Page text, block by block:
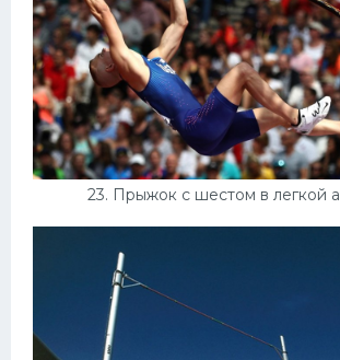
23. Прыжок с шестом в легкой